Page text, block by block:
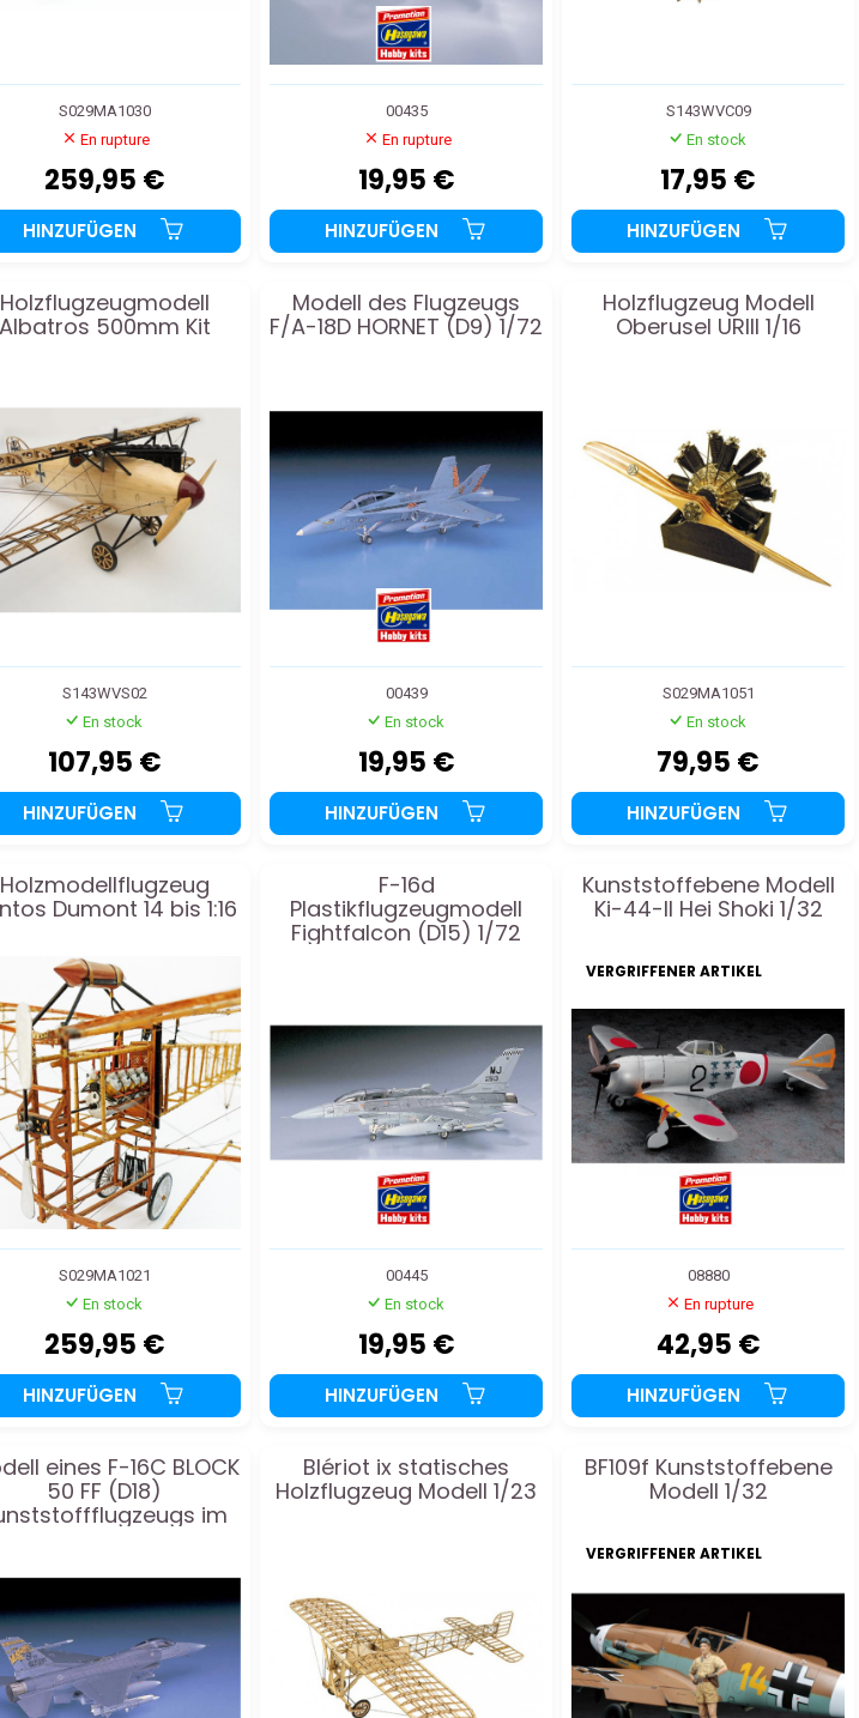
S029MA1030
En rupture
259,95 €
HINZUFÜGEN
00435
En rupture
19,95 €
HINZUFÜGEN
S143WVC09
En stock
17,95 €
HINZUFÜGEN
Holzflugzeugmodell
Albatros 500mm Kit
S143WVS02
En stock
107,95 €
HINZUFÜGEN
Modell des Flugzeugs
F/A-18D HORNET (D9) 1/72
00439
En stock
19,95 €
HINZUFÜGEN
Holzflugzeug Modell
Oberusel URIII 1/16
S029MA1051
En stock
79,95 €
HINZUFÜGEN
Holzmodellflugzeug
Dumont 14 bis 1:16
S029MA1021
En stock
259,95 €
HINZUFÜGEN
F-16d
Plastikflugzeugmodell
Fightfalcon (D15) 1/72
00445
En stock
19,95 €
HINZUFÜGEN
Kunststoffebene Modell
Ki-44-II Hei Shoki 1/32
VERGRIFFENER ARTIKEL
08880
En rupture
42,95 €
HINZUFÜGEN
eines F-16C BLOCK
50 FF (D18)
im
Blériot ix statisches
Holzflugzeug Modell 1/23
BF109f Kunststoffebene
Modell 1/32
VERGRIFFENER ARTIKEL